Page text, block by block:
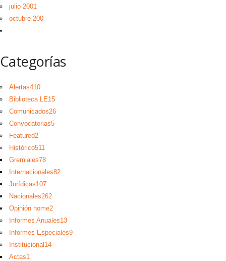
julio 2001
octubre 200
Categorías
Alertas410
Biblioteca LE15
Comunicados26
Convocatorias5
Featured2
Histórico511
Gremiales78
Internacionales82
Jurídicas107
Nacionales262
Opinión home2
Informes Anuales13
Informes Especiales9
Institucional 14
Actas1